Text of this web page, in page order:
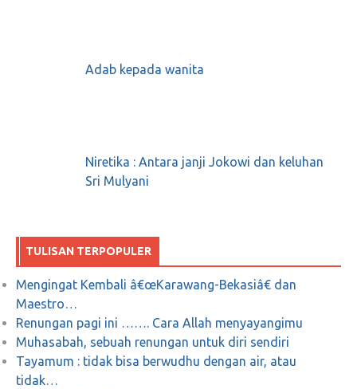
Adab kepada wanita
Niretika : Antara janji Jokowi dan keluhan
Sri Mulyani
TULISAN TERPOPULER
Mengingat Kembali â€œKarawang-Bekasiâ€ dan
Maestro…
Renungan pagi ini ……. Cara Allah menyayangimu
Muhasabah, sebuah renungan untuk diri sendiri
Tayamum : tidak bisa berwudhu dengan air, atau
tidak…